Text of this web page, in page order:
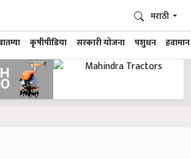
कृषीपीडिया सरकारी योजना पशुधन हवामान
मराठी